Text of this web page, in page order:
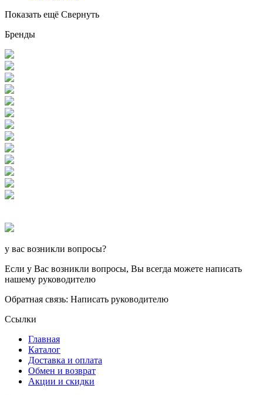
Показать ещё Свернуть
Бренды
у вас возникли вопросы?
Если у Вас возникли вопросы, Вы всегда можете написать
нашему руководителю
Обратная связь: Написать руководителю
Ссылки
Главная
Каталог
Доставка и оплата
Обмен и возврат
Акции и скидки